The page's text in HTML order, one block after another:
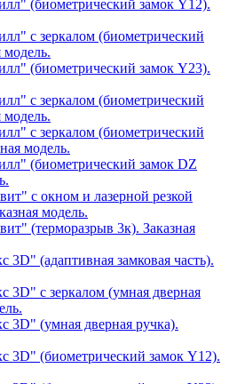
(биометрический замок Y12).
с зеркалом (биометрический
модель.
(биометрический замок Y23).
с зеркалом (биометрический
модель.
с зеркалом (биометрический
модель.
(биометрический замок DZ
с окном и лазерной резкой
модель.
(терморазрыв 3к). Заказная
3D" (адаптивная замковая часть).
3D" с зеркалом (умная дверная
3D" (умная дверная ручка).
3D" (биометрический замок Y12).